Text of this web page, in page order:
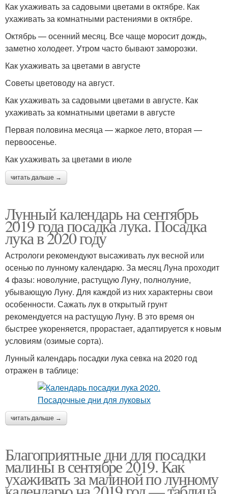
Как ухаживать за садовыми цветами в октябре. Как
ухаживать за комнатными растениями в октябре.
Октябрь — осенний месяц. Все чаще моросит дождь,
заметно холодеет. Утром часто бывают заморозки.
Как ухаживать за цветами в августе
Советы цветоводу на август.
Как ухаживать за садовыми цветами в августе. Как
ухаживать за комнатными цветами в августе
Первая половина месяца — жаркое лето, вторая —
первоосенье.
Как ухаживать за цветами в июле
читать дальше →
Лунный календарь на сентябрь
2019 года посадка лука. Посадка
лука в 2020 году
Астрологи рекомендуют высаживать лук весной или
осенью по лунному календарю. За месяц Луна проходит
4 фазы: новолуние, растущую Луну, полнолуние,
убывающую Луну. Для каждой из них характерны свои
особенности. Сажать лук в открытый грунт
рекомендуется на растущую Луну. В это время он
быстрее укореняется, прорастает, адаптируется к новым
условиям (озимые сорта).
Лунный календарь посадки лука севка на 2020 год
отражен в таблице:
читать дальше →
Благоприятные дни для посадки
малины в сентябре 2019. Как
ухаживать за малиной по лунному